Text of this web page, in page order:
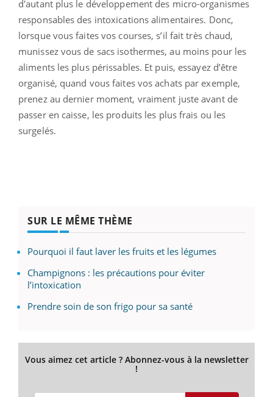
d'autant plus le développement des micro-organismes
responsables des intoxications alimentaires. Donc,
lorsque vous faites vos courses, s’il fait très chaud,
munissez vous de sacs isothermes, au moins pour les
aliments les plus périssables. Et puis, essayez d’être
organisé, quand vous faites vos achats par exemple,
prenez au dernier moment, vraiment juste avant de
passer en caisse, les produits les plus frais ou les
surgelés.
SUR LE MÊME THÈME
Pourquoi il faut laver les fruits et les légumes
Champignons : les précautions pour éviter
l’intoxication
Prendre soin de son frigo pour sa santé
Vous aimez cet article ? Abonnez-vous à la newsletter
!